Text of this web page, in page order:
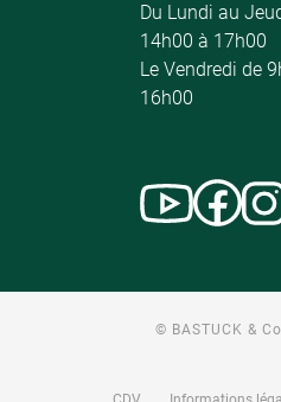
Du Lundi au
14h00 à 17h00
Le Vendredi de
16h00
© BASTUCK &